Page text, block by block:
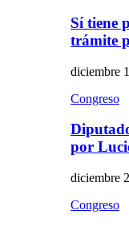
Sí tiene
trámite
diciembre
Congreso
por
diciembre
Congreso